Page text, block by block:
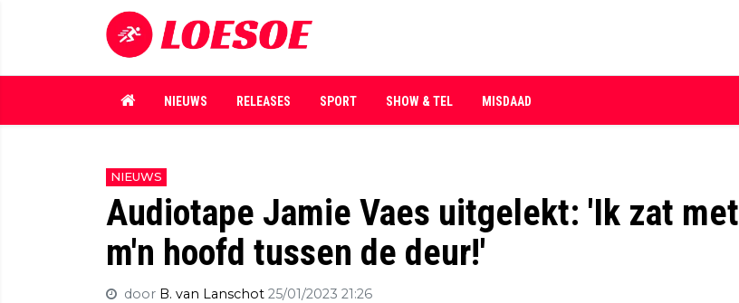
NIEUWS RELEASES SPORT SHOW & TEL MISDAAD
NIEUWS
Audiotape Jamie Vaes uitgelekt: 'Ik zat met
m'n hoofd tussen de deur!'
door B. van Lanschot 25/01/2023 21:26